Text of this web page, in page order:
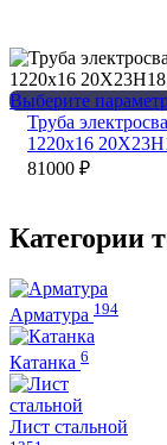
Выберите
Труба
1220х16
81000 ₽
Категории
Арматура 194
Катанка 6
Лист стальной